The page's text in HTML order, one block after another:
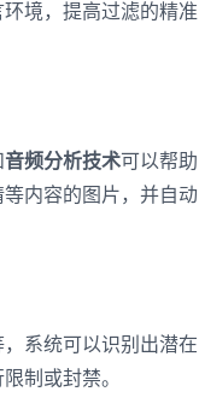
境，提高过滤的精准
音频分析技术可以帮助
内容的图片，并自动
系统可以识别出潜在
制或封禁。